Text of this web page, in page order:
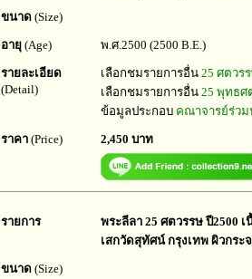
ขนาด (Size)
อายุ (Age) พ.ศ.2500 (2500 B.E.)
รายละเอียด
(Detail)
เลือกชมรายการอื่น 25 ศตวร
เลือกชมรายการอื่น 25 พุทธศ
ข้อมูลประกอบ คณาจารย์ร่วม
ราคา (Price) 2,450 บาท
รายการ
พระลีลา 25 ศตวรรษ ปี2500
เสกวัดสุทัศน์ กรุงเทพ ผิวกระ
ขนาด (Size)